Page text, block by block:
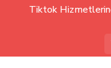
Tiktok